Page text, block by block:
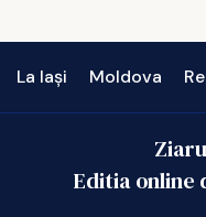
La Iași Moldova
Editia online